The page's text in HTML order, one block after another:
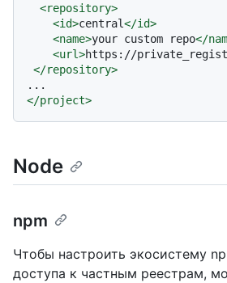
<repository>
<id>central</id>
<name>your custom repo</
<url>https://
</repository>
</project>
Node
npm
Чтобы настроить экосистему
доступа к частным реестрам,